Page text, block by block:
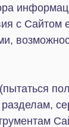
информации и её
что он
веб-сайты
с обработкой
не несёт